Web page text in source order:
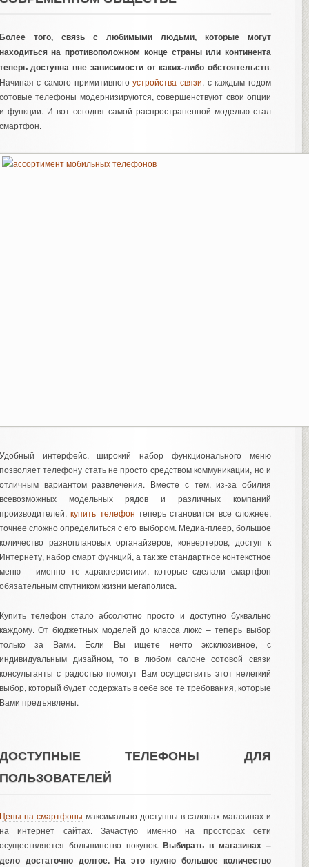
того, связь с любимыми людьми, которые могут
на противоположном конце страны или континента
доступна вне зависимости от каких-либо обстоятельств.
с самого примитивногоустройства связи, с каждым годом
телефоны модернизируются, совершенствуют свои опции
функции. И вот сегодня самой распространенной моделью стал
интерфейс, широкий набор функционального меню
телефону стать не просто средством коммуникации, но и
вариантом развлечения. Вместе с тем, из-за обилия
модельных рядов и различных компаний
купить телефон теперь становится все сложнее,
сложно определиться с его выбором. Медиа-плеер, большое
разноплановых органайзеров, конвертеров, доступ к
набор смарт функций, а так же стандартное контекстное
– именно те характеристики, которые сделали смартфон
спутником жизни мегаполиса.
телефон стало абсолютно просто и доступно буквально
От бюджетных моделей до класса люкс – теперь выбор
за Вами. Если Вы ищете нечто эксклюзивное, с
дизайном, то в любом салоне сотовой связи
с радостью помогут Вам осуществить этот нелегкий
который будет содержать в себе все те требования, которые
предъявлены.
ТЕЛЕФОНЫ ДЛЯ
на смартфоны максимально доступны в салонах-магазинах и
интернет сайтах. Зачастую именно на просторах сети
большинство покупок.Выбирать в магазинах –
достаточно долгое. На это нужно большое количество